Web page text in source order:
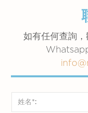
感，長期病
生查詢及檢
要預防旅行者腹
物、飲料和飲用
於數天內自行康
黏液等情況，應
大家應緊記：
菌、病毒、寄生
甲形肝炎：
透過
引致肝功能衰竭。
霍亂：通常透過
傷寒：
如有任何查詢